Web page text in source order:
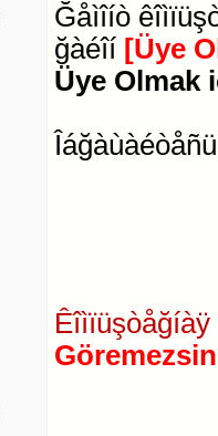
Ğåìîíò
ğàéîí [Üye
Üye Olmak